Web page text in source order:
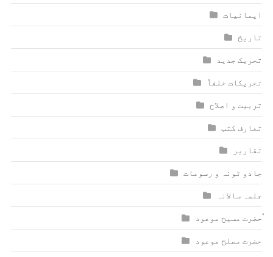
ایمانیات
تاریخ
تحریک جدید
تحریکات خلفاٗ
تربیت و اصلاح
تعارف کتب
تقاریر
جادو ٹونہ و رسومات
جلسہ سالانہ
ٰؑحضرت مسیح موعود
حضرت مصلح موعود